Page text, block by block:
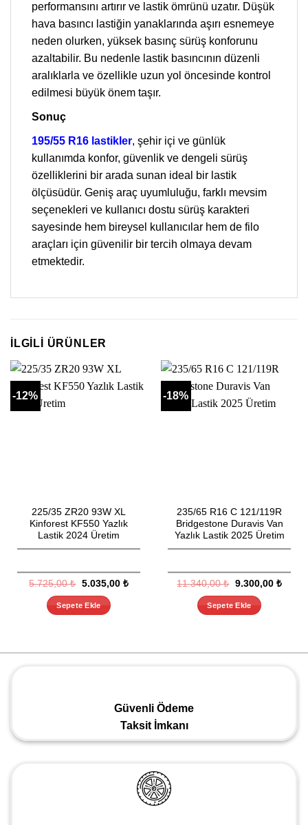
performansını artırır ve lastik ömrünü uzatır. Düşük
hava basıncı lastiğin yanaklarında aşırı esnemeye
neden olurken, yüksek basınç sürüş konforunu
azaltabilir. Bu nedenle lastik basıncının düzenli
aralıklarla ve özellikle uzun yol öncesinde kontrol
edilmesi büyük önem taşır.
Sonuç
195/55 R16 lastikler, şehir içi ve günlük
kullanımda konfor, güvenlik ve dengeli sürüş
özelliklerini bir arada sunan ideal bir lastik
ölçüsüdür. Geniş araç uyumluluğu, farklı mevsim
seçenekleri ve kullanıcı dostu sürüş karakteri
sayesinde hem bireysel kullanıcılar hem de filo
araçları için güvenilir bir tercih olmaya devam
etmektedir.
İLGILI ÜRÜNLER
-12%
225/35 ZR20 93W XL
Kinforest KF550 Yazlık
Lastik 2024 Üretim
5.725,00₺ Orijinal
5.725,00 ₺.
5.035,00 ₺Şu
Sepete Ekle
-18%
235/65 R16 C 121/119R
Bridgestone Duravis Van
Yazlık Lastik 2025 Üretim
11.340,00₺ Orijinal
11.340,00 ₺.
9.300,00 ₺Şu
Sepete Ekle
Güvenli Ödeme
Taksit İmkanı